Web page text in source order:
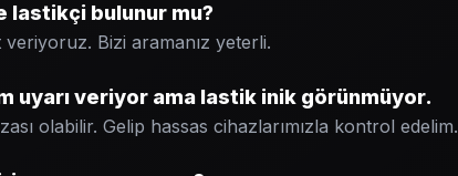
lastikçi bulunur mu?
Bizi aramanız yeterli.
uyarı veriyor ama lastik inik görünmüyor.
olabilir. Gelip hassas cihazlarımızla kontrol edelim.